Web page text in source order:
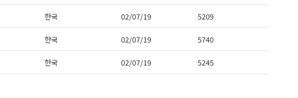
한국 02/07/19 5209
한국 02/07/19 5740
한국 02/07/19 5245